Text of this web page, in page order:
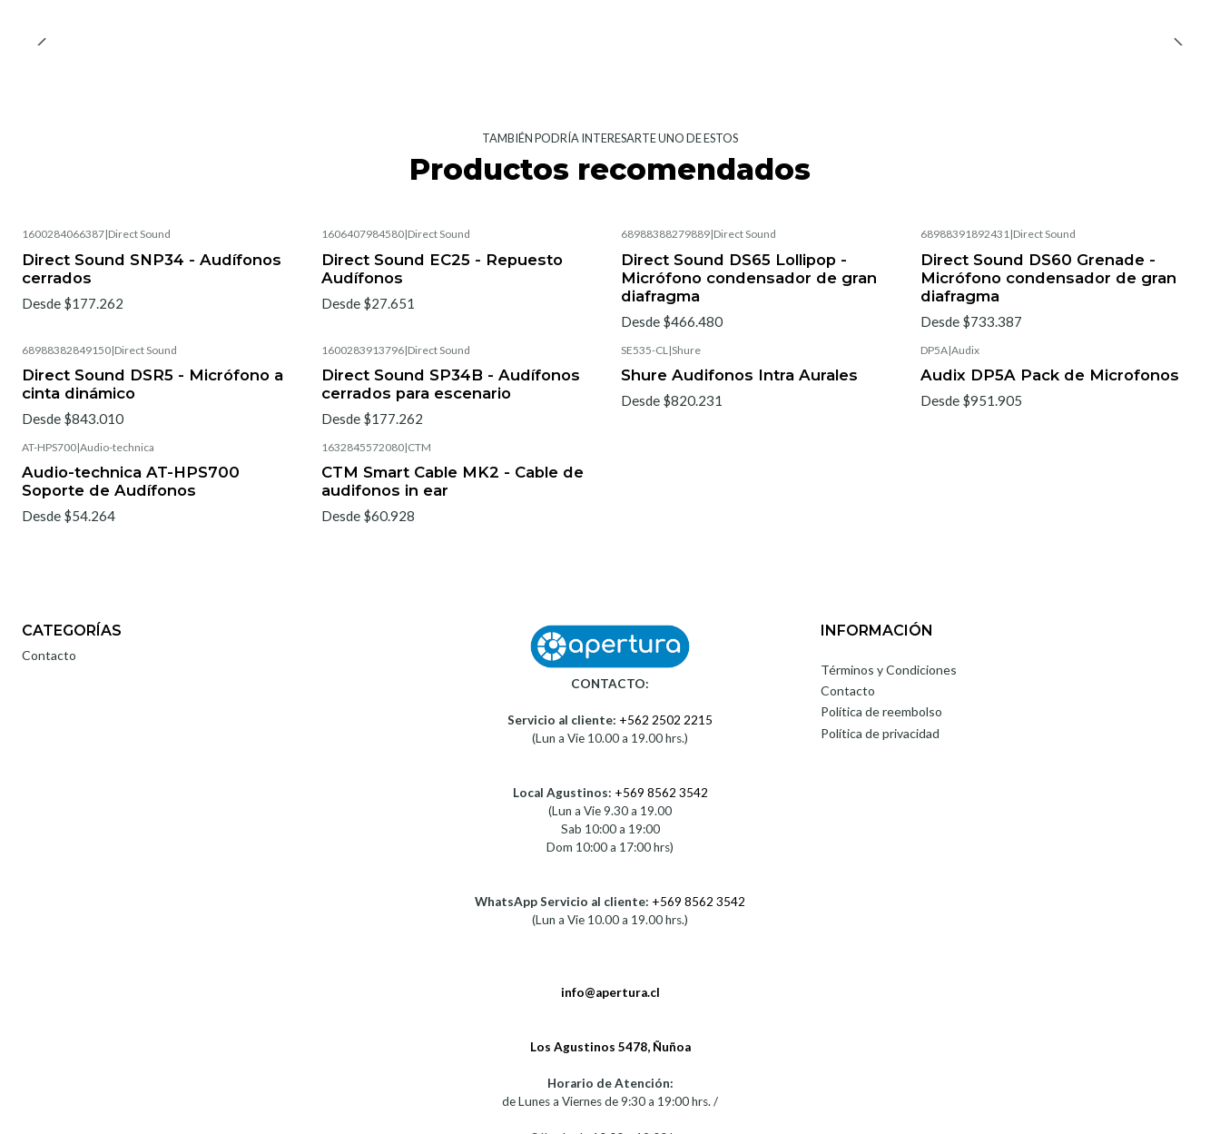
TAMBIÉN PODRÍA INTERESARTE UNO DE ESTOS
Productos recomendados
1600284066387|Direct Sound
Direct Sound SNP34 - Audífonos
cerrados
Desde $177.262
1606407984580|Direct Sound
Direct Sound EC25 - Repuesto
Audífonos
Desde $27.651
68988388279889|Direct Sound
Direct Sound DS65 Lollipop -
Micrófono condensador de gran
diafragma
Desde $466.480
68988391892431|Direct Sound
Direct Sound DS60 Grenade -
Micrófono condensador de gran
diafragma
Desde $733.387
68988382849150|Direct Sound
Direct Sound DSR5 - Micrófono a
cinta dinámico
Desde $843.010
1600283913796|Direct Sound
Direct Sound SP34B - Audífonos
cerrados para escenario
Desde $177.262
SE535-CL |Shure
Shure Audifonos Intra Aurales
Desde $820.231
DP5A|Audix
Audix DP5A Pack de Microfonos
Desde $951.905
AT-HPS700|Audio-technica
Audio-technica AT-HPS700
Soporte de Audífonos
Desde $54.264
1632845572080|CTM
CTM Smart Cable MK2 - Cable de
audifonos in ear
Desde $60.928
CATEGORÍAS
Contacto
CONTACTO:
Servicio al cliente: +562 2502 2215
(Lun a Vie 10.00 a 19.00 hrs.)
Local Agustinos: +569 8562 3542
(Lun a Vie 9.30 a 19.00
Sab 10:00 a 19:00
Dom 10:00 a 17:00 hrs)
WhatsApp Servicio al cliente: +569 8562 3542
(Lun a Vie 10.00 a 19.00 hrs.)
info@apertura.cl
Los Agustinos 5478, Ñuñoa
Horario de Atención:
de Lunes a Viernes de 9:30 a 19:00 hrs. /
INFORMACIÓN
Términos y Condiciones
Contacto
Política de reembolso
Política de privacidad